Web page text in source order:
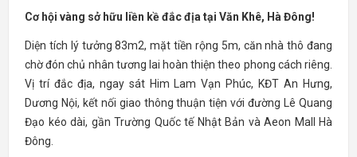
Cơ hội vàng sở hữu liền kề đắc địa tại Văn Khê, Hà Đông!
Diện tích lý tưởng 83m2, mặt tiền rộng 5m, căn nhà thô đang
chờ đón chủ nhân tương lai hoàn thiện theo phong cách riêng.
Vị trí đắc địa, ngay sát Him Lam Vạn Phúc, KĐT An Hưng,
Dương Nội, kết nối giao thông thuận tiện với đường Lê Quang
Đạo kéo dài, gần Trường Quốc tế Nhật Bản và Aeon Mall Hà
Đông.